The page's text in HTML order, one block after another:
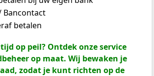
op peil? Ontdek onze service
op maat. Wij bewaken je
zodat je kunt richten op de